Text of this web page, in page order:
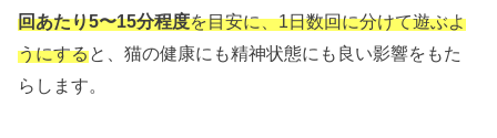
回あたり5〜15分程度を目安に、1日数回に分けて遊ぶよ
うにすると、猫の健康にも精神状態にも良い影響をもた
らします。